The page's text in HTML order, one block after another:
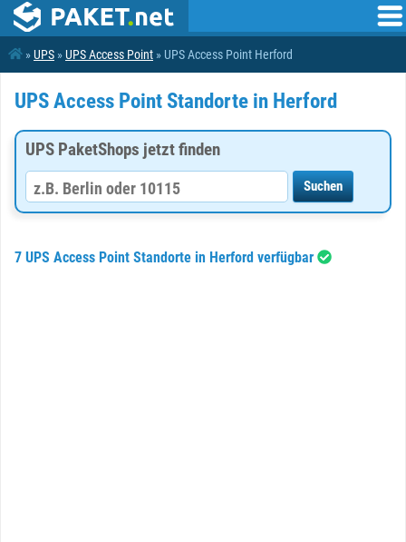
»UPS »UPS Access Point » UPS Access Point Herford
UPS Access Point Standorte in Herford
UPS PaketShops jetzt finden
7 UPS Access Point Standorte in Herford verfügbar